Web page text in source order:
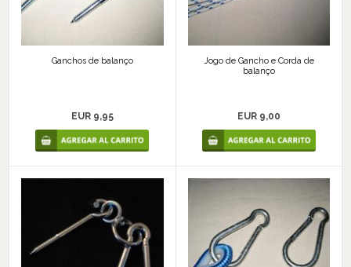
Ganchos de balanço
EUR 9,95
Jogo de Gancho e Corda de
balanço
EUR 9,00